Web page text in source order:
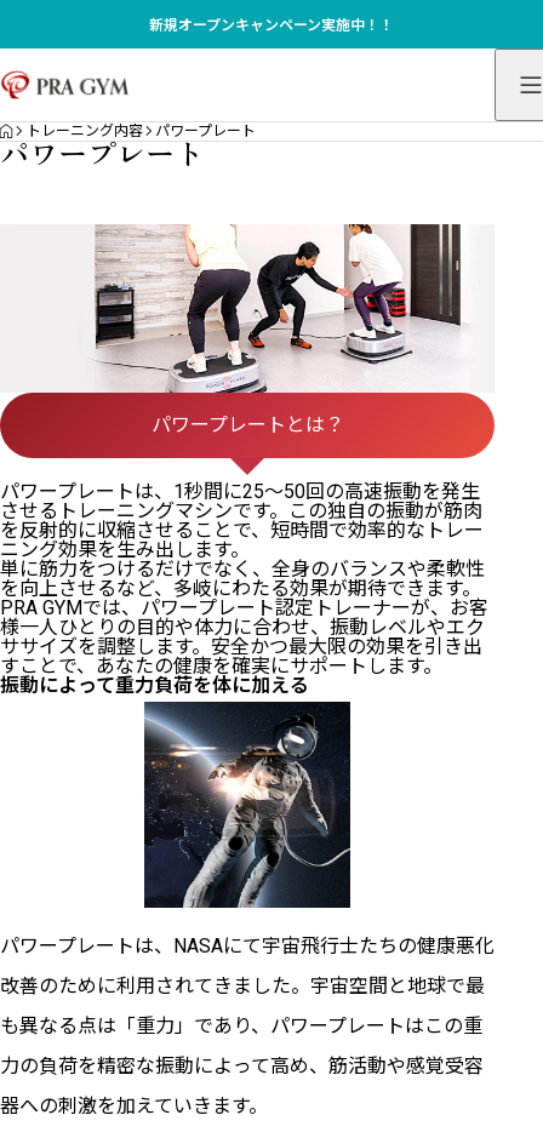
新規オープンキャンペーン実施中！！
HOMEトレーニング内容 パワープレート
パワープレート
パワープレートとは？
パワープレートは、1秒間に25〜50回の高速振動を発生
させるトレーニングマシンです。この独自の振動が筋肉
を反射的に収縮させることで、短時間で効率的なトレー
ニング効果を生み出します。
単に筋力をつけるだけでなく、全身のバランスや柔軟性
を向上させるなど、多岐にわたる効果が期待できます。
PRA GYMでは、パワープレート認定トレーナーが、お客
様一人ひとりの目的や体力に合わせ、振動レベルやエク
ササイズを調整します。安全かつ最大限の効果を引き出
すことで、あなたの健康を確実にサポートします。
振動によって重力負荷を体に加える
パワープレートは、NASAにて宇宙飛行士たちの健康悪化
改善のために利用されてきました。宇宙空間と地球で最
も異なる点は「重力」であり、パワープレートはこの重
力の負荷を精密な振動によって高め、筋活動や感覚受容
器への刺激を加えていきます。